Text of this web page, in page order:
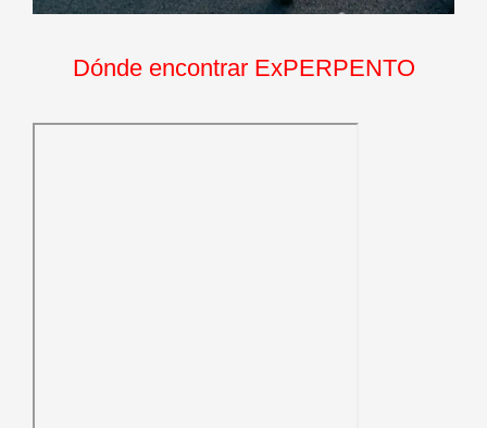
Dónde encontrar ExPERPENTO